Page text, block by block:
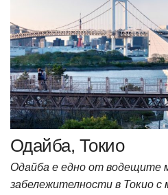
Одайба, Токио
Одайба е едно от водещите
забележителности в Токио с